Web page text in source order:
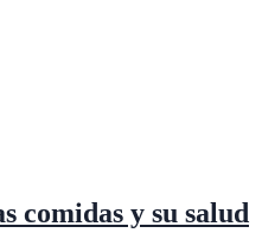
comidas y su salud